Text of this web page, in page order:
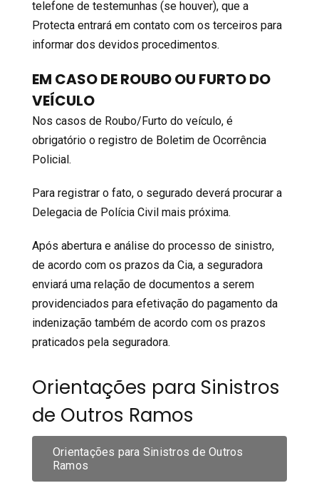
telefone de testemunhas (se houver), que a
Protecta entrará em contato com os terceiros para
informar dos devidos procedimentos.
EM CASO DE ROUBO OU FURTO DO
VEÍCULO
Nos casos de Roubo/Furto do veículo, é
obrigatório o registro de Boletim de Ocorrência
Policial.
Para registrar o fato, o segurado deverá procurar a
Delegacia de Polícia Civil mais próxima.
Após abertura e análise do processo de sinistro,
de acordo com os prazos da Cia, a seguradora
enviará uma relação de documentos a serem
providenciados para efetivação do pagamento da
indenização também de acordo com os prazos
praticados pela seguradora.
Orientações para Sinistros
de Outros Ramos
Orientações para Sinistros de Outros
Ramos